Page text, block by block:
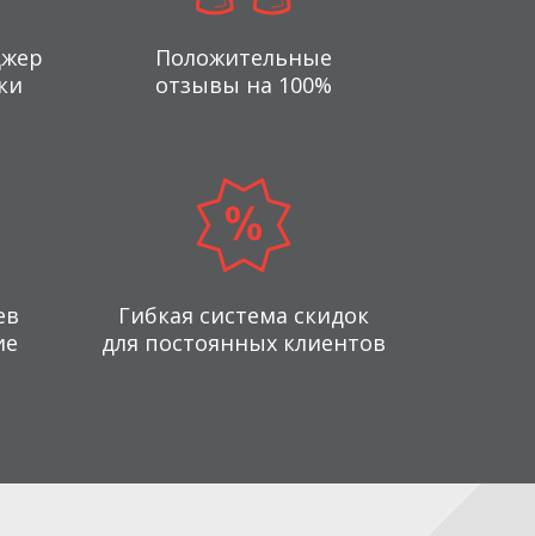
Положительные
отзывы на 100%
Гибкая система скидок
для постоянных клиентов